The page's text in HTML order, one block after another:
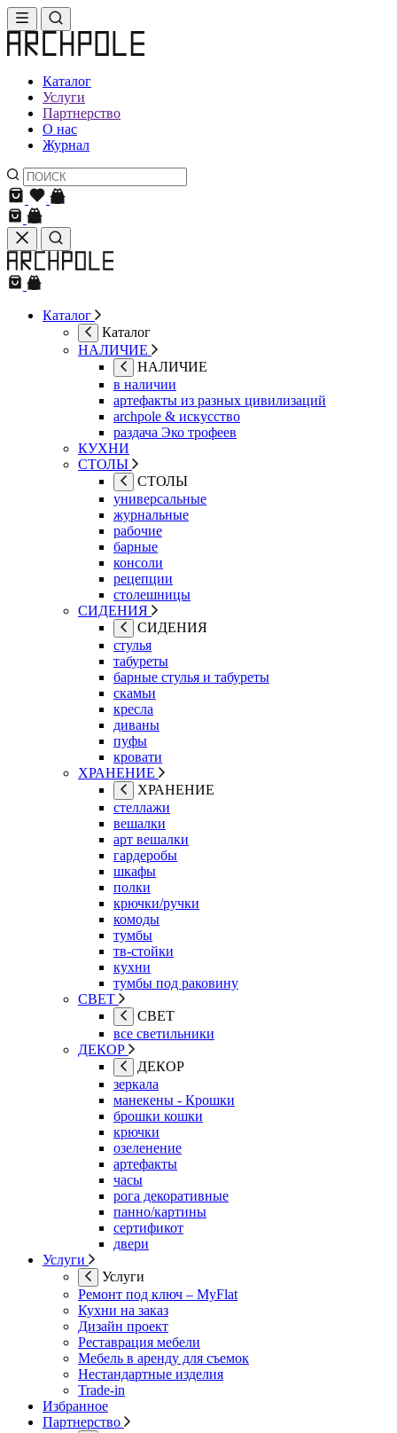
Каталог
Услуги
Партнерство
О нас
Журнал
Каталог
Каталог
НАЛИЧИЕ
НАЛИЧИЕ
в наличии
артефакты из разных цивилизаций
archpole & искусство
раздача Эко трофеев
КУХНИ
СТОЛЫ
СТОЛЫ
универсальные
журнальные
рабочие
барные
консоли
рецепции
столешницы
СИДЕНИЯ
СИДЕНИЯ
стулья
табуреты
барные стулья и табуреты
скамьи
кресла
диваны
пуфы
кровати
ХРАНЕНИЕ
ХРАНЕНИЕ
стеллажи
вешалки
арт вешалки
гардеробы
шкафы
полки
крючки/ручки
комоды
тумбы
тв-стойки
кухни
тумбы под раковину
СВЕТ
СВЕТ
все светильники
ДЕКОР
ДЕКОР
зеркала
манекены - Крошки
брошки кошки
крючки
озеленение
артефакты
часы
рога декоративные
панно/картины
сертификот
двери
Услуги
Услуги
Ремонт под ключ – MyFlat
Кухни на заказ
Дизайн проект
Реставрация мебели
Мебель в аренду для съемок
Нестандартные изделия
Trade-in
Избранное
Партнерство